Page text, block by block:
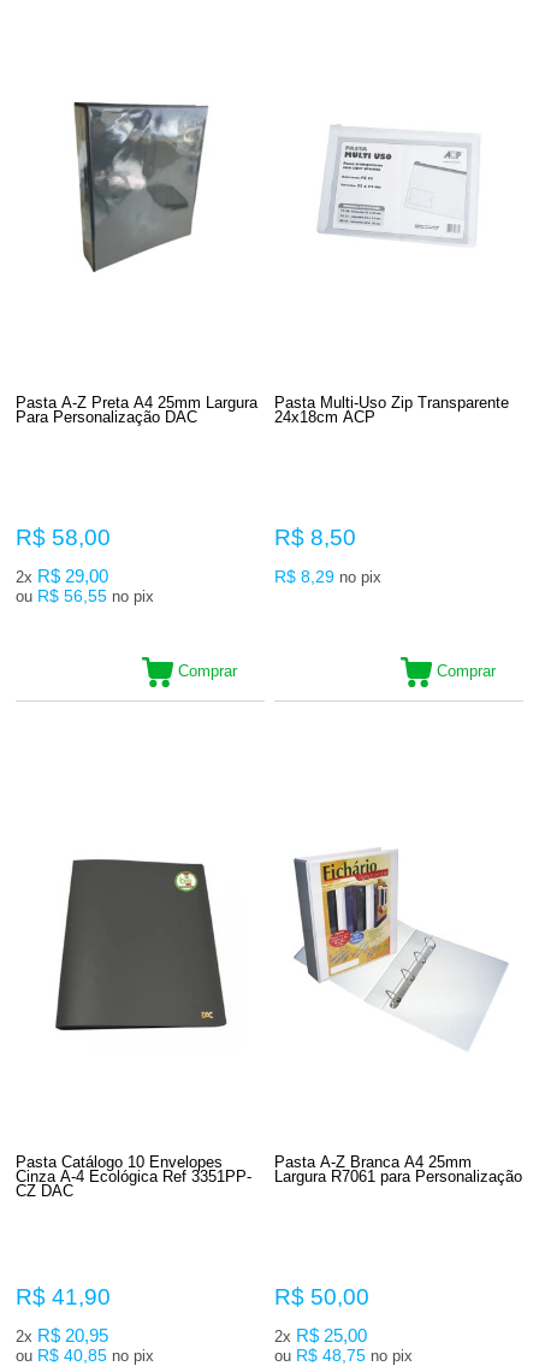
Pasta A-Z Preta A4 25mm Largura
Para Personalização DAC
R$ 58,00
2x R$ 29,00
ou R$ 56,55 no pix
Comprar
Pasta Multi-Uso Zip Transparente
24x18cm ACP
R$ 8,50
R$ 8,29 no pix
Comprar
Pasta Catálogo 10 Envelopes
Cinza A-4 Ecológica Ref 3351PP-
CZ DAC
R$ 41,90
2x R$ 20,95
ou R$ 40,85 no pix
Pasta A-Z Branca A4 25mm
Largura R7061 para Personalização
R$ 50,00
2x R$ 25,00
ou R$ 48,75 no pix